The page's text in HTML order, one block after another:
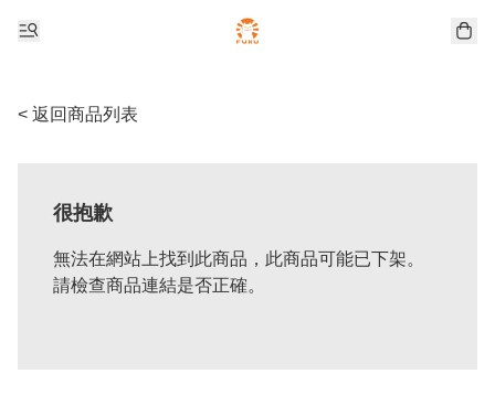
< 返回商品列表
很抱歉
無法在網站上找到此商品，此商品可能已下架。
請檢查商品連結是否正確。